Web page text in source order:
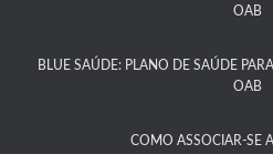
OAB
BLUE SAÚDE: PLANO DE SAÚDE
OAB​
COMO ASSOCIAR-SE